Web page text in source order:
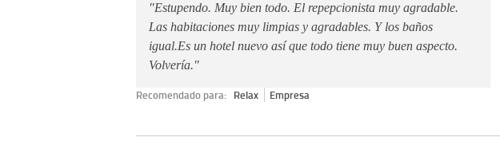
"Estupendo. Muy bien todo. El repepcionista muy agradable.
Las habitaciones muy limpias y agradables. Y los baños
igual.Es un hotel nuevo así que todo tiene muy buen aspecto.
Volvería."
Recomendado para: Relax Empresa